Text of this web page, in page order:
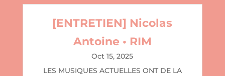
[ENTRETIEN] Nicolas
Antoine • RIM
Oct 15, 2025
LES MUSIQUES ACTUELLES ONT DE LA